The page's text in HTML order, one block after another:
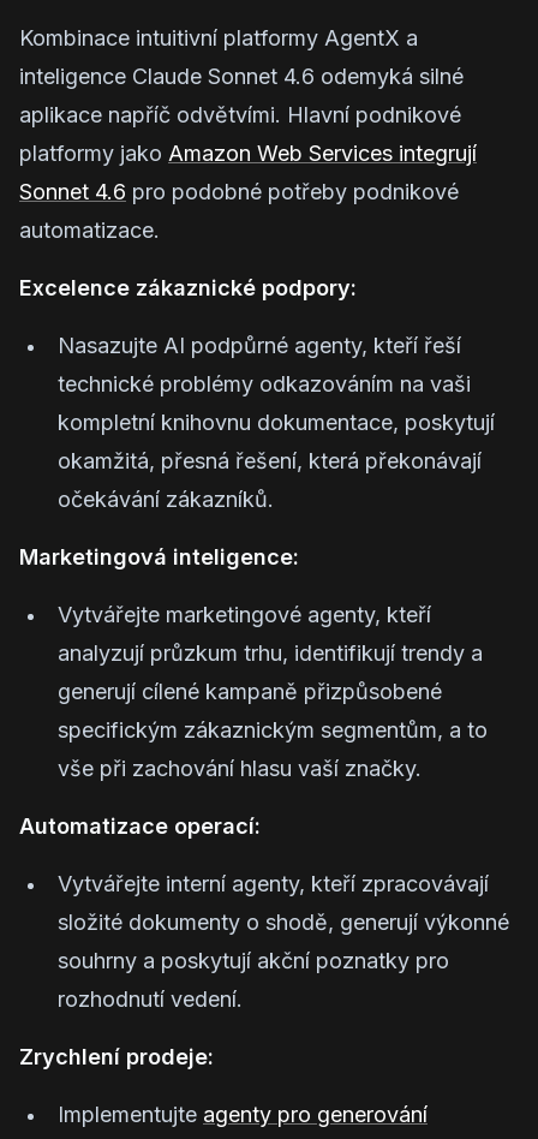
Kombinace intuitivní platformy AgentX a
inteligence Claude Sonnet 4.6 odemyká silné
aplikace napříč odvětvími. Hlavní podnikové
platformy jako Amazon Web Services integrují
Sonnet 4.6 pro podobné potřeby podnikové
automatizace.
Excelence zákaznické podpory:
Nasazujte AI podpůrné agenty, kteří řeší
technické problémy odkazováním na vaši
kompletní knihovnu dokumentace, poskytují
okamžitá, přesná řešení, která překonávají
očekávání zákazníků.
Marketingová inteligence:
Vytvářejte marketingové agenty, kteří
analyzují průzkum trhu, identifikují trendy a
generují cílené kampaně přizpůsobené
specifickým zákaznickým segmentům, a to
vše při zachování hlasu vaší značky.
Automatizace operací:
Vytvářejte interní agenty, kteří zpracovávají
složité dokumenty o shodě, generují výkonné
souhrny a poskytují akční poznatky pro
rozhodnutí vedení.
Zrychlení prodeje:
Implementujte agenty pro generování